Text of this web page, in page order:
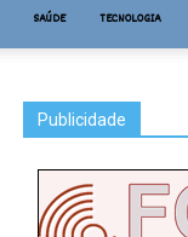
SAÚDE TECNOLOGIA
Publicidade